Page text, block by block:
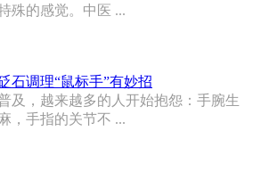
殊的感觉。中医 ...
石调理“鼠标手”有妙招
及，越来越多的人开始抱怨：手腕生
，手指的关节不 ...